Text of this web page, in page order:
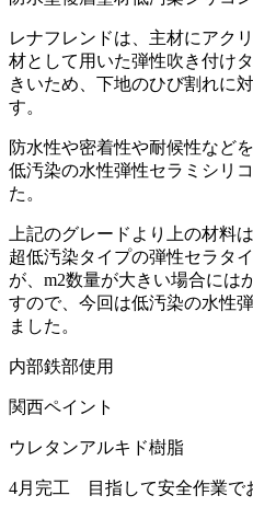
レナフレンドは、主材にアク
材として用いた弾性吹き付け
きいため、下地のひび割れに
す。
防水性や密着性や耐候性など
低汚染の水性弾性セラミシリ
た。
上記のグレードより上の材料
超低汚染タイプの弾性セラタ
が、m2数量が大きい場合には
すので、今回は低汚染の水性
ました。
内部鉄部使用
関西ペイント
ウレタンアルキド樹脂
4月完工 目指して安全作業で